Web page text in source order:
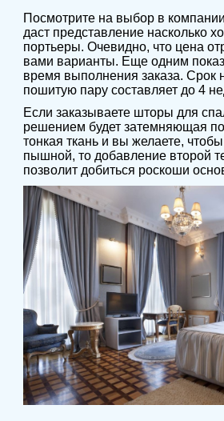
Посмотрите на выбор в
даст представление насколько
портьеры. Очевидно, что цена
вами варианты. Еще одним
время выполнения заказа. Срок
пошитую пару составляет до 4
Если заказываете шторы для
решением будет затемняющая
тонкая ткань и вы желаете,
пышной, то добавление второй
позволит добиться роскоши